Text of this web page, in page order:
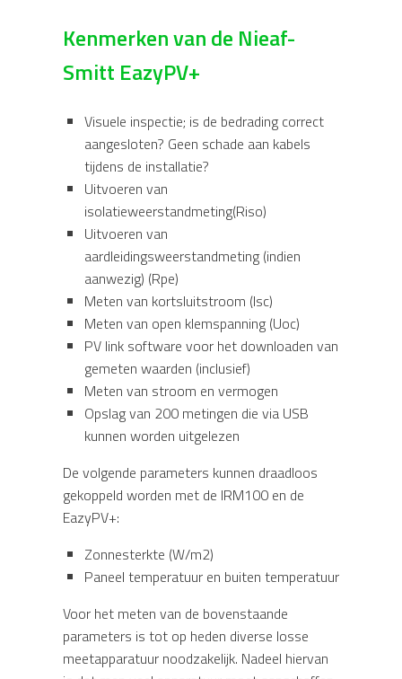
Kenmerken van de Nieaf-
Smitt EazyPV+
Visuele inspectie; is de bedrading correct
aangesloten? Geen schade aan kabels
tijdens de installatie?
Uitvoeren van
isolatieweerstandmeting(Riso)
Uitvoeren van
aardleidingsweerstandmeting (indien
aanwezig) (Rpe)
Meten van kortsluitstroom (Isc)
Meten van open klemspanning (Uoc)
PV link software voor het downloaden van
gemeten waarden (inclusief)
Meten van stroom en vermogen
Opslag van 200 metingen die via USB
kunnen worden uitgelezen
De volgende parameters kunnen draadloos
gekoppeld worden met de IRM100 en de
EazyPV+:
Zonnesterkte (W/m2)
Paneel temperatuur en buiten temperatuur
Voor het meten van de bovenstaande
parameters is tot op heden diverse losse
meetapparatuur noodzakelijk. Nadeel hiervan